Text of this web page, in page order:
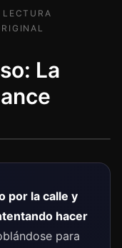
LECTURA
La
por la calle y
hacer
para